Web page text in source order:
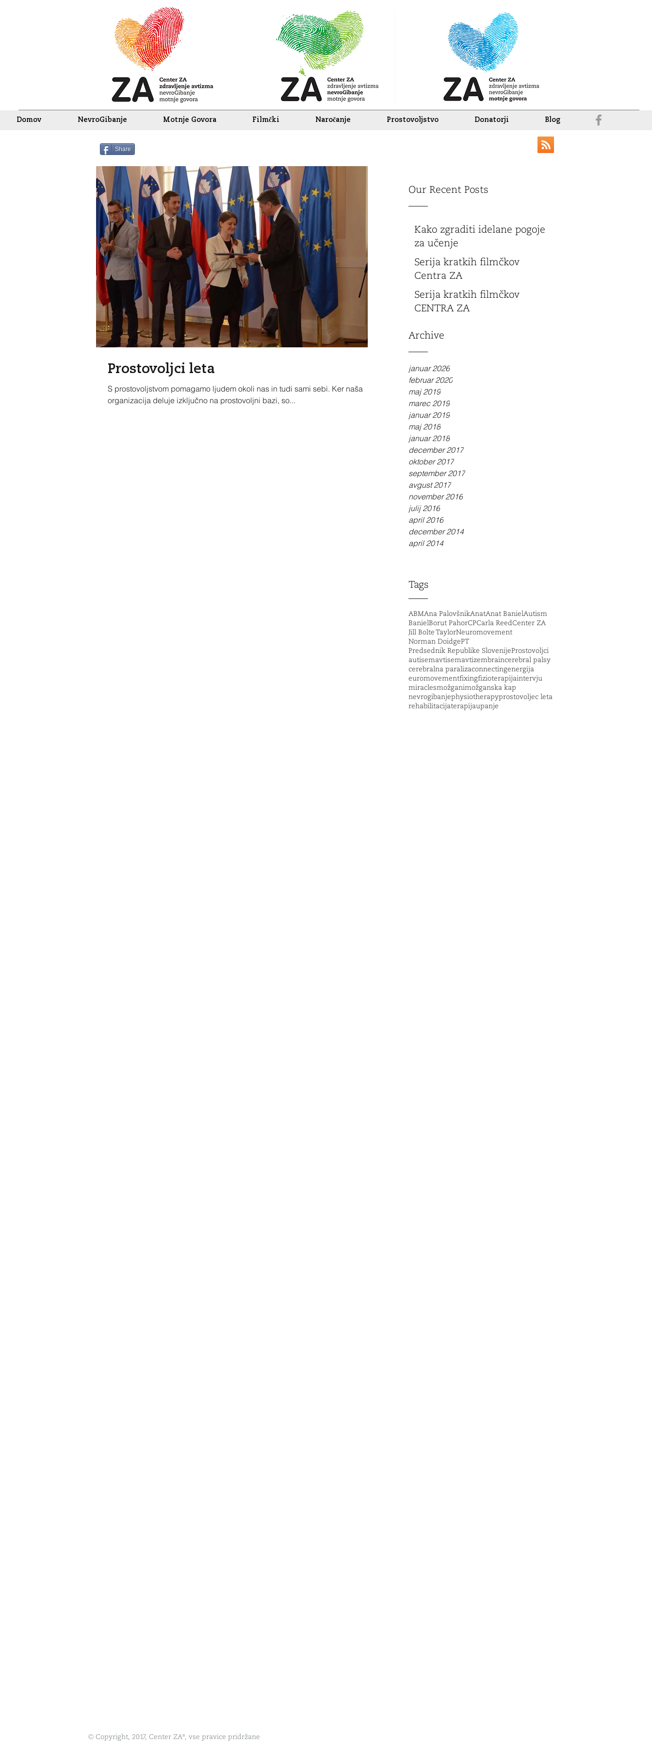
Share
Our Recent Posts
Kako zgraditi idelane pogoje
za učenje
Serija kratkih filmčkov
Centra ZA
Serija kratkih filmčkov
CENTRA ZA
Archive
januar 2026
februar 2020
maj 2019
marec 2019
januar 2019
maj 2018
januar 2018
december 2017
oktober 2017
september 2017
avgust 2017
november 2016
julij 2016
april 2016
december 2014
april 2014
Tags
ABMAna PalovšnikAnatAnat BanielAutism
BanielBorut PahorCPCarla ReedCenter ZA
Jill Bolte TaylorNeuromovement
Norman DoidgePT
Predsednik Republike SlovenijeProstovoljci
autisemavtisemavtizembraincerebral palsy
cerebralna paralizaconnectingenergija
euromovementfixingfizioterapijaintervju
miraclesmožganimožganska kap
nevrogibanjephysiotherapyprostovoljec leta
rehabilitacijaterapijaupanje
Prostovoljci leta
S prostovoljstvom pomagamo ljudem okoli nas in tudi sami sebi. Ker naša
organizacija deluje izključno na prostovoljni bazi, so...
Domov NevroGibanje Motnje Govora Filmčki Naročanje Prostovoljstvo Donatorji Blog
© Copyright, 2017, Center ZA®, vse pravice pridržane